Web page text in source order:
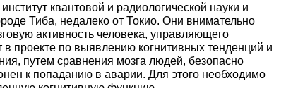
квантовой и радиологической науки и
Тиба, недалеко от Токио. Они внимательно
активность человека, управляющего
проекте по выявлению когнитивных тенденций и
путем сравнения мозга людей, безопасно
к попаданию в аварии. Для этого необходимо